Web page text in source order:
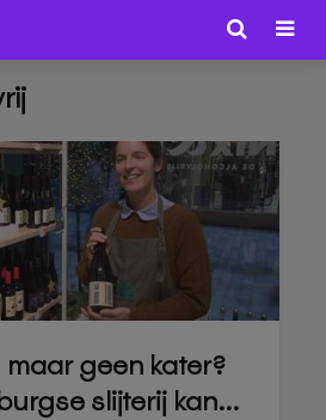
maar geen kater?
slijterij kan...